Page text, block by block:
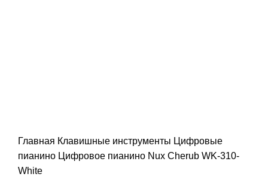
Главная Клавишные инструменты Цифровые
пианино Цифровое пианино Nux Cherub WK-310-
White